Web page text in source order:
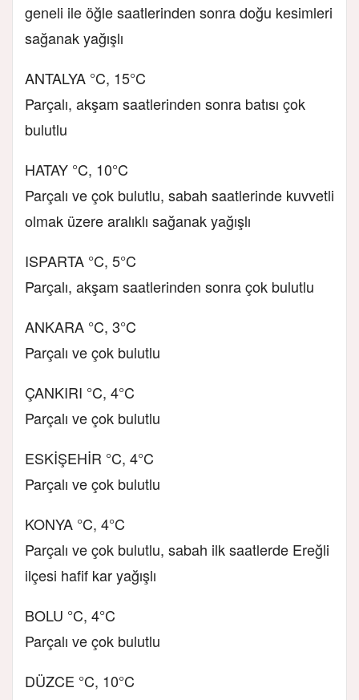
geneli ile öğle saatlerinden sonra doğu kesimleri
sağanak yağışlı
ANTALYA °C, 15°C
Parçalı, akşam saatlerinden sonra batısı çok
bulutlu
HATAY °C, 10°C
Parçalı ve çok bulutlu, sabah saatlerinde kuvvetli
olmak üzere aralıklı sağanak yağışlı
ISPARTA °C, 5°C
Parçalı, akşam saatlerinden sonra çok bulutlu
ANKARA °C, 3°C
Parçalı ve çok bulutlu
ÇANKIRI °C, 4°C
Parçalı ve çok bulutlu
ESKİŞEHİR °C, 4°C
Parçalı ve çok bulutlu
KONYA °C, 4°C
Parçalı ve çok bulutlu, sabah ilk saatlerde Ereğli
ilçesi hafif kar yağışlı
BOLU °C, 4°C
Parçalı ve çok bulutlu
DÜZCE °C, 10°C